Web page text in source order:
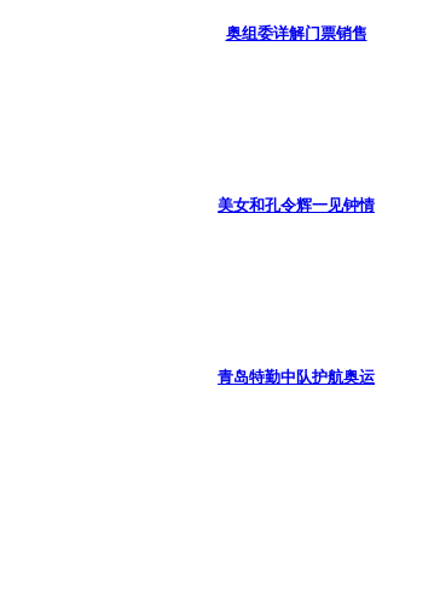
奥组委详解门票销售
美女和孔令辉一见钟情
青岛特勤中队护航奥运